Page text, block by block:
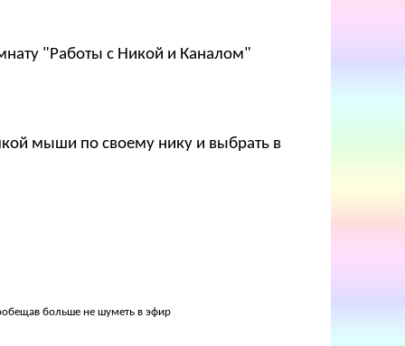
"Работы с Никой и Каналом"
мыши по своему нику и выбрать в
больше не шуметь в эфир